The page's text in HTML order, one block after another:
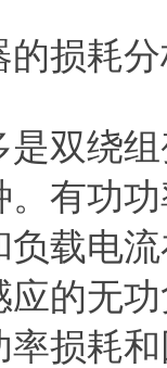
的损耗
双绕
有功
载电
的无
损耗